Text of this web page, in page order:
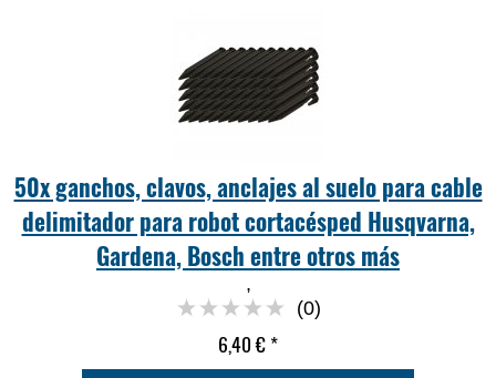
50x ganchos, clavos, anclajes al suelo para cable
delimitador para robot cortacésped Husqvarna,
Gardena, Bosch entre otros más
,
(0)
6,40 €*